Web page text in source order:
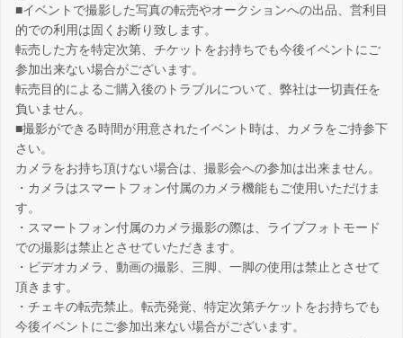
■イベントで撮影した写真の転売やオークションへの出品、営利目
的での利用は固くお断り致します。
転売した方を特定次第、チケットをお持ちでも今後イベントにご
参加出来ない場合がございます。
転売目的によるご購入後のトラブルについて、弊社は一切責任を
負いません。
■撮影ができる時間が用意されたイベント時は、カメラをご持参下
さい。
カメラをお持ち頂けない場合は、撮影会への参加は出来ません。
・カメラはスマートフォン付属のカメラ機能もご使用いただけま
す。
・スマートフォン付属のカメラ撮影の際は、ライブフォトモード
での撮影は禁止とさせていただきます。
・ビデオカメラ、動画の撮影、三脚、一脚の使用は禁止とさせて
頂きます。
・チェキの転売禁止。転売発覚、特定次第チケットをお持ちでも
今後イベントにご参加出来ない場合がございます。